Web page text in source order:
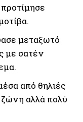
μεταξωτό
με σατέν
από θηλιές
αλλά πολύ